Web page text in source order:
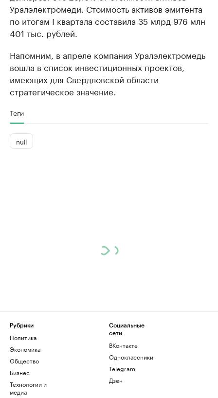
Уралэлектромеди. Стоимость активов эмитента
по итогам I квартала составила 35 млрд 976 млн
401 тыс. рублей.
Напомним, в апреле компания Уралэлектромедь
вошла в список инвестиционных проектов,
имеющих для Свердловской области
стратегическое значение.
Теги
null
Рубрики
Политика
Экономика
Общество
Бизнес
Технологии и
медиа
Социальные
сети
ВКонтакте
Одноклассники
Telegram
Дзен